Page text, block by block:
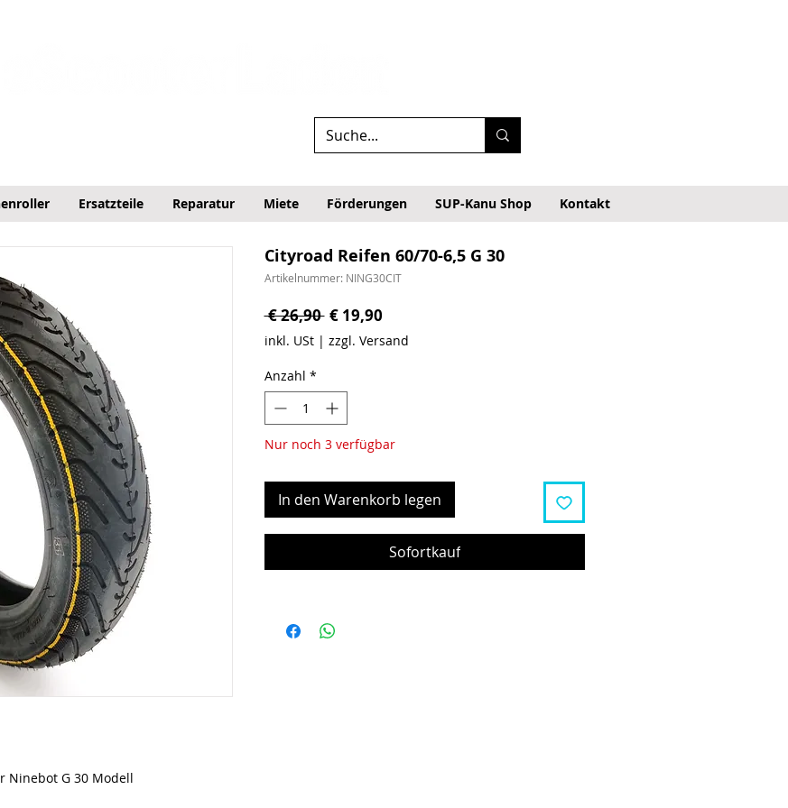
Ersatzteile Reparatur Miete Förderungen SUP-Kanu Shop Kontakt
Ninebot G 30 Modell
Cityroad Reifen 60/70-6,5 G 30
Artikelnummer: NING30CIT
€ 26,90 Standardpreis
€ 19,90Sale-Preis
inkl. USt| zzgl. Versand
Anzahl *
Nur noch 3 verfügbar
In den Warenkorb legen
Sofortkauf